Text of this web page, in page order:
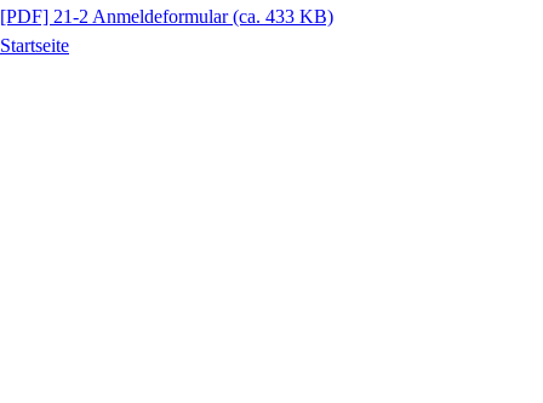
[PDF] 21-2 Anmeldeformular(ca. 433 KB)
Startseite